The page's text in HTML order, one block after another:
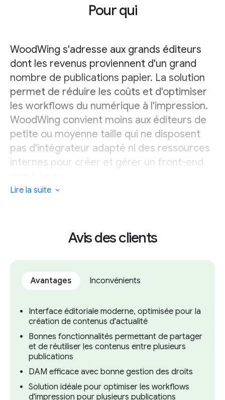
Pour qui
WoodWing s'adresse aux grands éditeurs
dont les revenus proviennent d'un grand
nombre de publications papier. La solution
permet de réduire les coûts et d'optimiser
les workflows du numérique à l'impression.
WoodWing convient moins aux éditeurs de
petite ou moyenne taille qui ne disposent
pas d'intégrateur adapté ni des ressources
internes pour créer et gérer un front-end
Lire la suite
Avis des clients
Avantages Inconvénients
Interface éditoriale moderne, optimisée pour la
création de contenus d'actualité
Bonnes fonctionnalités permettant de partager
et de réutiliser les contenus entre plusieurs
publications
DAM efficace avec bonne gestion des droits
Solution idéale pour optimiser les workflows
d'impression pour plusieurs publications